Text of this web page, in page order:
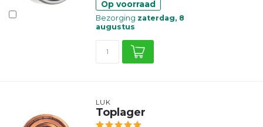
Op voorraad
Bezorging zaterdag, 8
augustus
LUK
Toplager